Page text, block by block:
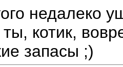
недалеко
котик,
запасы ;)